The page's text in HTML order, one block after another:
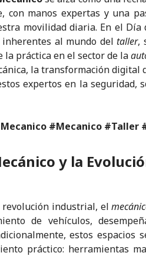
ai
l
y
p
e
n
t
con manos expertas y una
movilidad diaria. En el Día
al mundo deltaller,
la práctica en el sector de la
la transformación digital
expertos en la seguridad,
#Mecanico #Taller
y la
revolución industrial, el
de vehículos,
estos espacios
práctico: herramientas